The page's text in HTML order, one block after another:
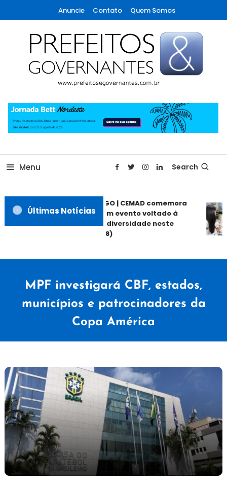
To
Content
Anuncie Contato Quem Somos
Prefeitos & Governantes
Menu Search
Últimas Notícias
ANÁPOLIS GO | CEMAD comemora
30 anos com evento voltado à
inclusão e diversidade neste
sábado (08)
MPF investigará CBF, estados,
municípios e patrocinadores da
Copa América
Redação